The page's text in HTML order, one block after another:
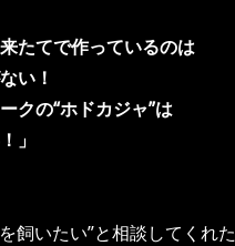
たてで作っているのは
い！
クの“ホドカジャ”は
」
飼いたい”と相談してくれた